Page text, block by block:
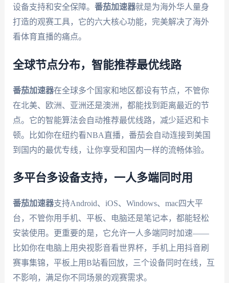
设备支持和安全保障。 番茄加速器就是为海外华人量身
打造的观赛工具，它的六大核心功能，完美解决了海外
看体育直播的痛点。
全球节点分布，智能推荐最优线路
番茄加速器在全球多个国家和地区都设有节点，不管你
在北美、欧洲、亚洲还是澳洲，都能找到距离最近的节
点。它的智能算法会自动推荐最优线路，减少延迟和卡
顿。比如你在纽约看NBA直播，番茄会自动连接到美国
到国内的最优专线，让你享受和国内一样的流畅体验。
多平台多设备支持，一人多端同时用
番茄加速器支持Android、iOS、Windows、mac四大平
台，不管你用手机、平板、电脑还是笔记本，都能轻松
安装使用。更重要的是，它允许一人多端同时加速——
比如你在电脑上用央视影音看世界杯，手机上用抖音刷
赛事集锦，平板上用B站看回放，三个设备同时在线，互
不影响，满足你不同场景的观赛需求。